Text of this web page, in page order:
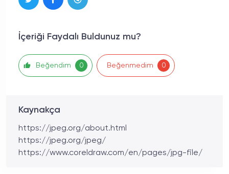
İçeriği Faydalı Buldunuz mu?
Beğendim 0 Beğenmedim 0
Kaynakça
https://jpeg.org/about.html
https://jpeg.org/jpeg/
https://www.coreldraw.com/en/pages/jpg-file/